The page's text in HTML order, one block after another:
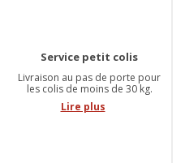
Service petit colis
Livraison au pas de porte pour
les colis de moins de 30 kg.
Lire plus